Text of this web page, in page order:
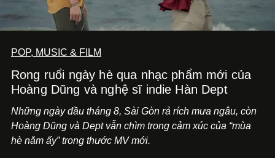
POP, MUSIC & FILM
Rong ruổi ngày hè qua nhạc phẩm mới của
Hoàng Dũng và nghệ sĩ indie Hàn Dept
Những ngày đầu tháng 8, Sài Gòn rả rích mưa ngâu, còn
Hoàng Dũng và Dept vẫn chìm trong cảm xúc của “mùa
hè năm ấy” trong thước MV mới.